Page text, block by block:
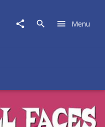
Menu